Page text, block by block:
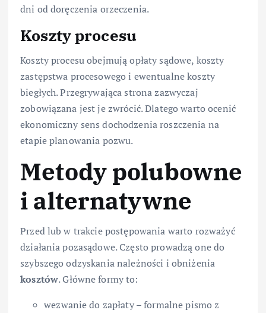
dni od doręczenia orzeczenia.
Koszty procesu
Koszty procesu obejmują opłaty sądowe, koszty
zastępstwa procesowego i ewentualne koszty
biegłych. Przegrywająca strona zazwyczaj
zobowiązana jest je zwrócić. Dlatego warto ocenić
ekonomiczny sens dochodzenia roszczenia na
etapie planowania pozwu.
Metody polubowne
i alternatywne
Przed lub w trakcie postępowania warto rozważyć
działania pozasądowe. Często prowadzą one do
szybszego odzyskania należności i obniżenia
kosztów. Główne formy to:
wezwanie do zapłaty – formalne pismo z